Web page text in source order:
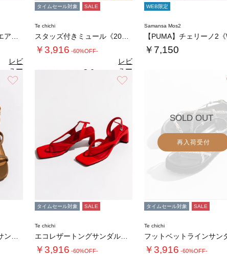
レビ
ュー
を見
る
タイムセール対象 SALE
Te chichi
￥3,916 -60%OFF-
3.0
レビ
ュー
を見
る
WEB限定
Samansa Mos2
￥7,150
タイムセール対象 SALE
Te chichi
￥3,916 -60%OFF-
SOLD OUT
再入荷受付
タイムセール対象 SALE
Te chichi
￥3,916 -60%OFF-